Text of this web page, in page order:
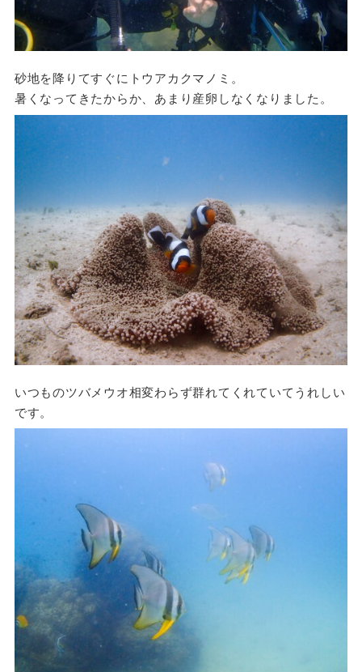
砂地を降りてすぐにトウアカクマノミ。
暑くなってきたからか、あまり産卵しなくなりました。
いつものツバメウオ相変わらず群れてくれていてうれしい
です。